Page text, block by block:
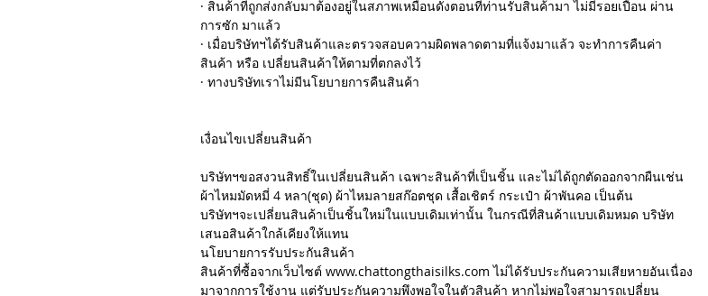
· สินค้าที่ถูกส่งกลับมาต้องอยู่ในสภาพเหมือนดังตอนที่ท่านรับสินค้ามา ไม่มีรอยเปื้อน ผ่าน
การซัก มาแล้ว
· เมื่อบริษัทฯได้รับสินค้าและตรวจสอบความผิดพลาดตามที่แจ้งมาแล้ว จะทำการคืนค่า
สินค้า หรือ เปลี่ยนสินค้าให้ตามที่ตกลงไว้
· ทางบริษัทเราไม่มีนโยบายการคืนสินค้า
เงื่อนไขเปลี่ยนสินค้า
บริษัทฯขอสงวนสิทธิ์ในเปลี่ยนสินค้า เฉพาะสินค้าที่เป็นชิ้น และไม่ได้ถูกตัดออกจากผืนเช่น
ผ้าไหมมัดหมี่ 4 หลา(ชุด) ผ้าไหมลายสก๊อตชุด เสื้อเชิตร์ กระเป๋า ผ้าพันคอ เป็นต้น
บริษัทฯจะเปลี่ยนสินค้าเป็นชิ้นใหม่ในแบบเดิมเท่านั้น ในกรณีที่สินค้าแบบเดิมหมด บริษัท
เสนอสินค้าใกล้เคียงให้แทน
นโยบายการรับประกันสินค้า
สินค้าที่ซื้อจากเว็บไซต์ www.chattongthaisilks.com ไม่ได้รับประกันความเสียหายอันเนื่อง
มาจากการใช้งาน แต่รับประกันความพึงพอใจในตัวสินค้า หากไม่พอใจสามารถเปลี่ยน